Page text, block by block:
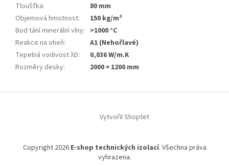
Tloušťka:
80 mm
Objemová hmotnost:
150 kg/m³
Bod tání minerální vlny: >1000 °C
Reakce na oheň:
A1 (Nehořlavé)
Tepelná vodivost λD:
0,036 W/m.K
Rozměry desky: 2000 × 1200 mm
Vytvořil Shoptet
Copyright 2026 E-shop technických izolací. Všechna práva
vyhrazena.